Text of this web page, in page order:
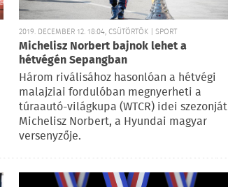
2019. DECEMBER 12. 18:04, CSÜTÖRTÖK | SPORT
Michelisz Norbert bajnok lehet a
hétvégén Sepangban
Három riválisához hasonlóan a hétvégi
malajziai fordulóban megnyerheti a
túraautó-világkupa (WTCR) idei szezonját
Michelisz Norbert, a Hyundai magyar
versenyzője.